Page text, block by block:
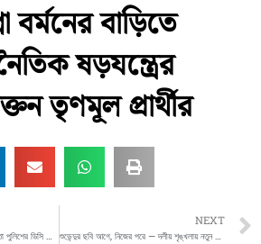
চাষ ফল চাষ মাছ চাষউত্তর ২৪ পরগনা
বর্মনের বাড়িতে
ষড়যন্ত্রের
তৃণমূল প্রার্থীর
সোনা পাপ্পু-কাণ্ডে ইডির জালে কলকাতা পুলিশের ডিসি শান্তনু সিনহা বিশ্বাস, সিএবি প্রতিনিধিত্বও বাতিল
NEXT
শুভেন্দুর ছবি আগে, নিজের পরে — দলীয় শৃঙ্খলায় নতুন বার্তা শমীকের